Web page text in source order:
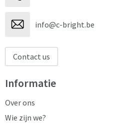
info@c-bright.be
Contact us
Informatie
Over ons
Wie zijn we?